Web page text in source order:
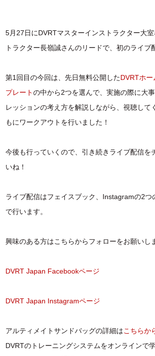
5月27日にDVRTマスターインストラクター大
トラクター長嶺誠さんのリードで、初のライブ
第1回目の今回は、先日無料公開したDVRTホ
プレートの中から2つを選んで、実施の際に大
レッションの考え方を解説しながら、視聴して
もにワークアウトを行いました！
今後も行っていくので、引き続きライブ配信を
いね！
ライブ配信はフェイスブック、Instagramの2つ
で行います。
興味のある方はこちらからフォローをお願いし
DVRT Japan Facebookページ
DVRT Japan Instagramページ
アルティメイトサンドバッグの詳細はこちらか
DVRTのトレーニングシステムをオンラインで